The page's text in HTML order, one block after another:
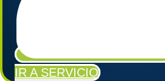
IR A SERVICIO